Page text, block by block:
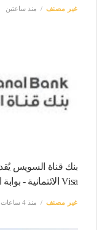
غير مصنف منذ ساعتين
بنك قناة السويس
Visa الائتمانية - بوابة المدينة برس
غير مصنف منذ 4 ساعات